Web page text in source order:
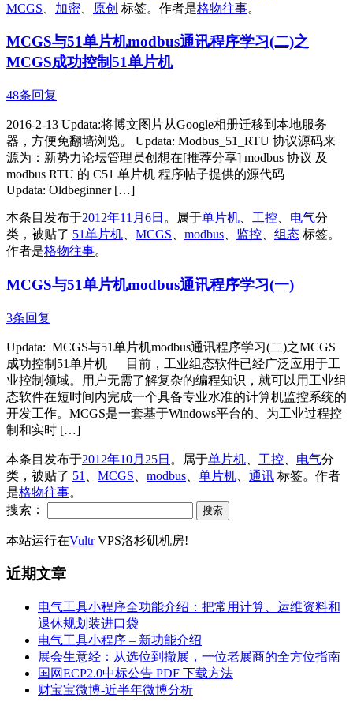
MCGS
加密 原创 标签。 作者是格物往事。
MCGS与51单片机modbus通讯程序学习(二)之
MCGS成功控制51单片机
48条回复
2016-2-13 Updata:将博文图片从Google相册迁移到本地服务
器，方便免翻墙浏览。 Updata: Modbus_51_RTU 协议源码来
源为：新势力论坛管理员创想在[推荐分享] modbus 协议 及
modbus RTU 的 C51 单片机 程序帖子提供的源代码
Updata: Oldbeginner […]
本条目发布于2012年11月6日 。属于单片机 工控 电气分
类，被贴了 51单片机 MCGS modbus 监控 组态 标签。
作者是格物往事。
MCGS与51单片机modbus通讯程序学习(一)
3条回复
Updata: MCGS与51单片机modbus通讯程序学习(二)之MCGS
成功控制51单片机 目前，工业组态软件已经广泛应用于工
业控制领域。用户无需了解复杂的编程知识，就可以用工业组
态软件在短时间内完成一个具备专业水准的计算机监控系统的
开发工作。MCGS是一套基于Windows平台的、为工业过程控
制和实时 […]
本条目发布于2012年10月25日 。属于单片机 工控 电气分
类，被贴了 51 MCGS modbus 单片机 通讯 标签。 作者
是格物往事。
搜索：
本站运行在VultrVPS洛杉矶机房!
近期文章
电气工具小程序全功能介绍：把常用计算、运维资料和
退休规划装进口袋
电气工具小程序 – 新功能介绍
展会生意经：从选位到撤展，一位老展商的全方位指南
国网ECP2.0中标公告 PDF 下载方法
财宝宝微博-近半年微博分析